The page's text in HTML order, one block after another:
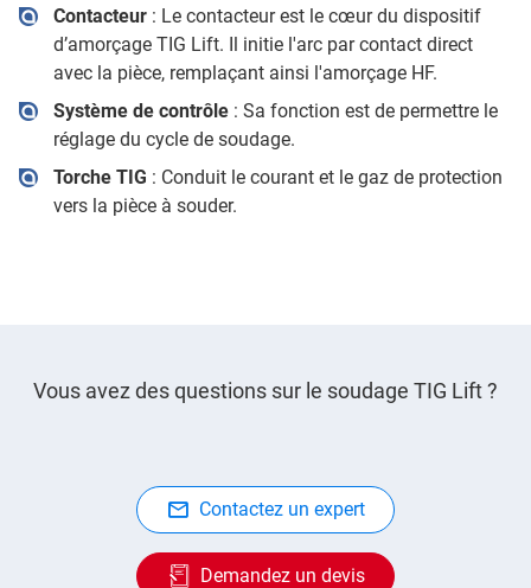
Contacteur: Le contacteur est le cœur du dispositif
d’amorçage TIG Lift. Il initie l'arc par contact direct
avec la pièce, remplaçant ainsi l'amorçage HF.
Système de contrôle: Sa fonction est de permettre le
réglage du cycle de soudage.
Torche TIG : Conduit le courant et le gaz de protection
vers la pièce à souder.
Vous avez des questions sur le soudage TIG Lift ?
Contactez un expert
Demandez un devis